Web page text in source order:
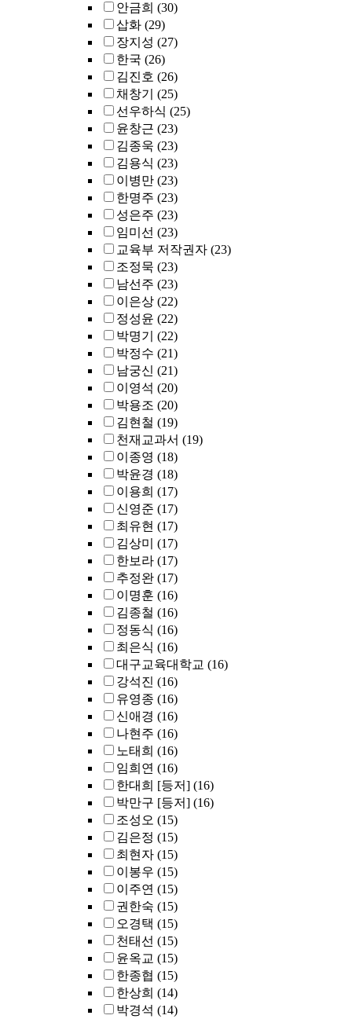
안금희 (30)
삽화 (29)
장지성 (27)
한국 (26)
김진호 (26)
채창기
(25)
선우하식 (25)
윤창근 (23)
김종욱 (23)
김용식 (23)
이병만 (23)
한명주 (23)
성은주 (23)
임미선 (23)
교육부 저작권자 (23)
조정묵 (23)
남선주 (23)
이은상 (22)
정성윤 (22)
박명기
(22)
박정수 (21)
남궁신 (21)
이영석 (20)
박용조 (20)
김현철 (19)
천재교과서 (19)
이종영 (18)
박윤경 (18)
이용희 (17)
신영준 (17)
최유현 (17)
김상미
(17)
한보라 (17)
추정완 (17)
이명훈 (16)
김종철 (16)
정동식 (16)
최은식 (16)
대구교육대학교 (16)
강석진 (16)
유영종 (16)
신애경 (16)
나현주 (16)
노태희 (16)
임희연 (16)
한대희 [등저] (16)
박만구 [등저] (16)
조성오 (15)
김은정 (15)
최현자 (15)
이봉우 (15)
이주연 (15)
권한숙 (15)
오경택 (15)
천태선 (15)
윤옥교 (15)
한종협 (15)
한상희 (14)
박경석 (14)